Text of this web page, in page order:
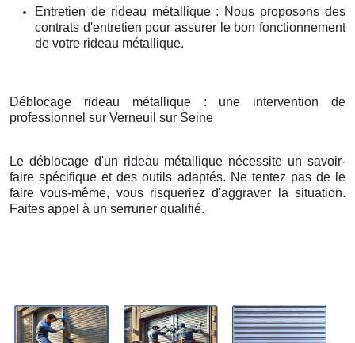
Entretien de rideau métallique : Nous proposons des
contrats d'entretien pour assurer le bon fonctionnement
de votre rideau métallique.
Déblocage rideau métallique : une intervention de
professionnel sur Verneuil sur Seine
Le déblocage d'un rideau métallique nécessite un savoir-
faire spécifique et des outils adaptés. Ne tentez pas de le
faire vous-même, vous risqueriez d'aggraver la situation.
Faites appel à un serrurier qualifié.